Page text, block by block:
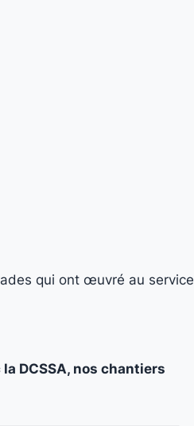
qui ont œuvré au service
DCSSA, nos chantiers